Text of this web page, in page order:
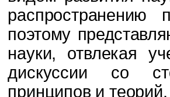
распростране­нию
поэтому
науки, отвлекая
дискуссии со
принципов и теорий.